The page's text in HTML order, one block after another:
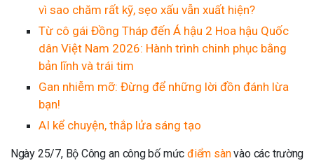
vì sao chăm rất kỹ, sẹo xấu vẫn xuất hiện?
Từ cô gái Đồng Tháp đến Á hậu 2 Hoa hậu Quốc
dân Việt Nam 2026: Hành trình chinh phục bằng
bản lĩnh và trái tim
Gan nhiễm mỡ: Đừng để những lời đồn đánh lừa
bạn!
AI kể chuyện, thắp lửa sáng tạo
Ngày 25/7, Bộ Công an công bố mứcđiểm sànvào các trường